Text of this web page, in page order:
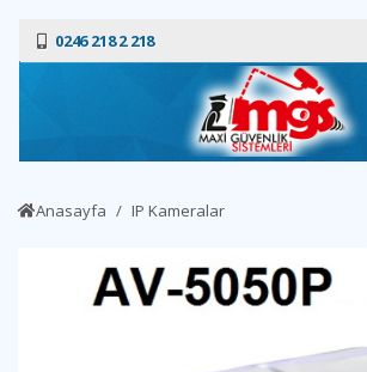
0246 218 2 218
Anasayfa IP Kameralar